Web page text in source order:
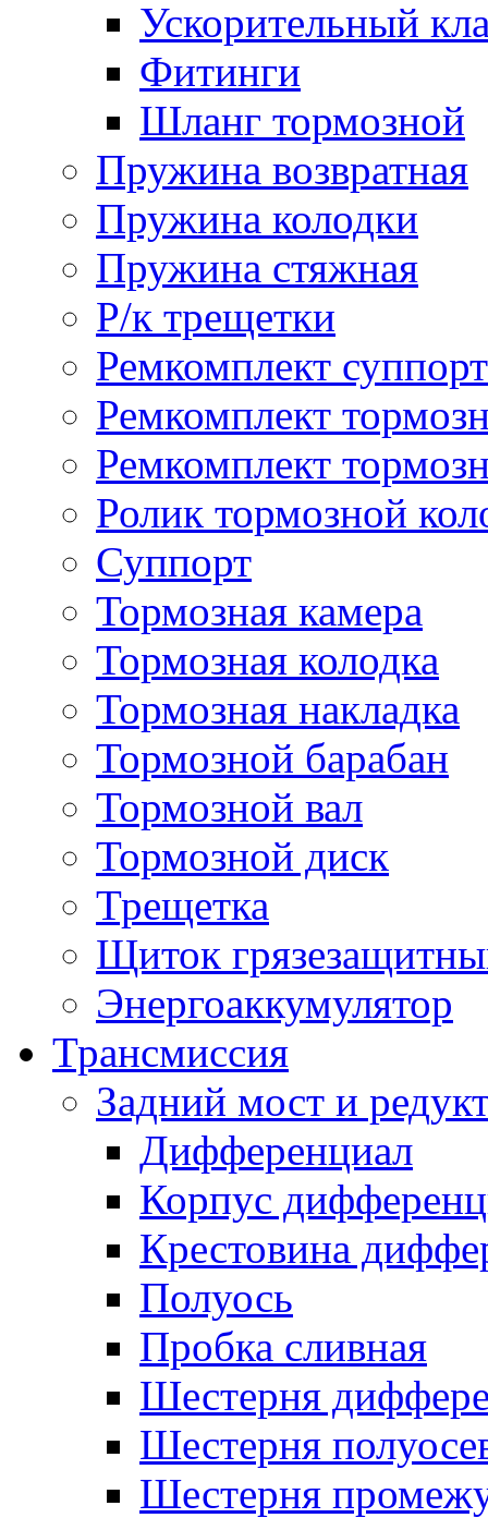
Ускорительный
Фитинги
Шланг тормозной
Пружина возвратная
Пружина колодки
Пружина стяжная
Р/к трещетки
Ремкомплект
Ремкомплект
Ремкомплект
Ролик тормозной
Суппорт
Тормозная камера
Тормозная колодка
Тормозная накладка
Тормозной барабан
Тормозной вал
Тормозной диск
Трещетка
Щиток
Энергоаккумулятор
Трансмиссия
Задний мост и
Дифференциал
Корпус
Крестовина
Полуось
Пробка сливная
Шестерня
Шестерня
Шестерня